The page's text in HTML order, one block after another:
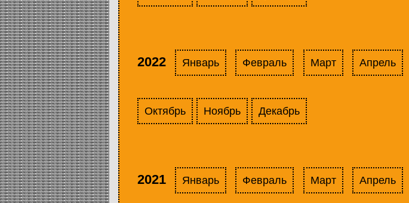
2022 Январь Февраль Март Апрель
Октябрь Ноябрь Декабрь
2021 Январь Февраль Март Апрель